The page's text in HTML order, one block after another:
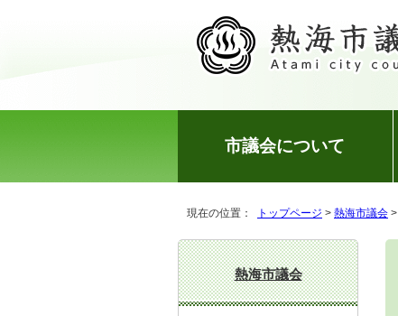
市議会について
現在の位置： トップページ > 熱海市議会 >
熱海市議会